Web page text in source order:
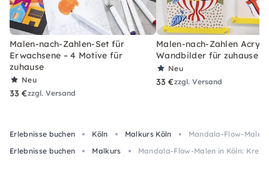
Malen-nach-Zahlen-Set für
Erwachsene – 4 Motive für
zuhause
Neu
33 €zzgl. Versand
Malen-nach-Zahlen Acryl-
Wandbilder für zuhause
Neu
33 €zzgl. Versand
Erlebnisse buchen Köln Malkurs Köln
Mandala-Flow-
Erlebnisse buchen
Malkurs Mandala-Flow-Malen in Köln: